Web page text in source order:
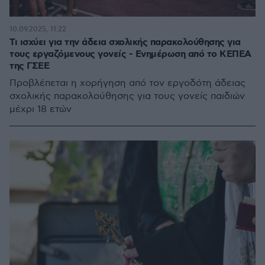
Τι ισχύει για την άδεια σχολικής παρακολούθησης για
τους εργαζόμενους γονείς - Ενημέρωση από το ΚΕΠΕΑ
της ΓΣΕΕ
Προβλέπεται η χορήγηση από τον εργοδότη άδειας
σχολικής παρακολούθησης για τους γονείς παιδιών
μέχρι 18 ετών
10.09.2025, 11:22